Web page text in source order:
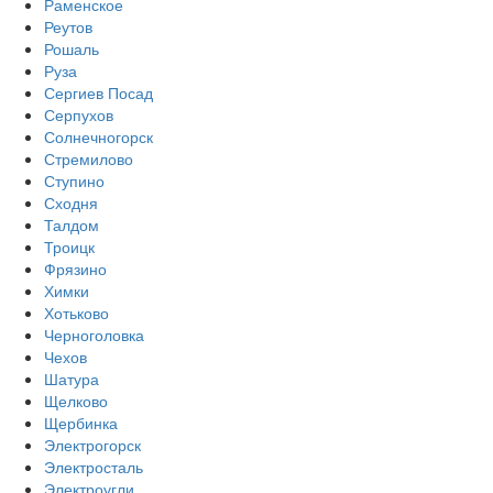
Реутов
Рошаль
Руза
Сергиев Посад
Серпухов
Солнечногорск
Стремилово
Ступино
Сходня
Талдом
Троицк
Фрязино
Химки
Хотьково
Черноголовка
Чехов
Шатура
Щелково
Щербинка
Электрогорск
Электросталь
Электроугли